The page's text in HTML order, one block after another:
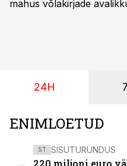
mahus võlakirjade
24H
ENIMLOETUD
ST SISUTURUNDUS
220 miljoni euro